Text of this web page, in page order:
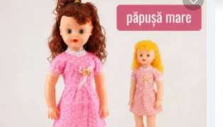
Basarabeasca
Calarasi